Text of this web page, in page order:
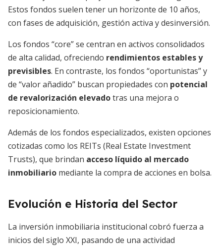
Estos fondos suelen tener un horizonte de 10 años,
con fases de adquisición, gestión activa y desinversión.
Los fondos “core” se centran en activos consolidados
de alta calidad, ofreciendo rendimientos estables y
previsibles. En contraste, los fondos “oportunistas” y
de “valor añadido” buscan propiedades con potencial
de revalorización elevadotras una mejora o
reposicionamiento.
Además de los fondos especializados, existen opciones
cotizadas como los REITs (Real Estate Investment
Trusts), que brindan acceso líquido al mercado
inmobiliario mediante la compra de acciones en bolsa.
Evolución e Historia del Sector
La inversión inmobiliaria institucional cobró fuerza a
inicios del siglo XXI, pasando de una actividad